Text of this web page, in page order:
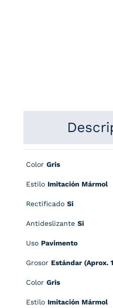
Color Gris
Estilo Imitación Mármol
Rectificado Si
Antideslizante Si
Uso Pavimento
Grosor Estándar (Aprox.
Color Gris
Estilo Imitación Mármol